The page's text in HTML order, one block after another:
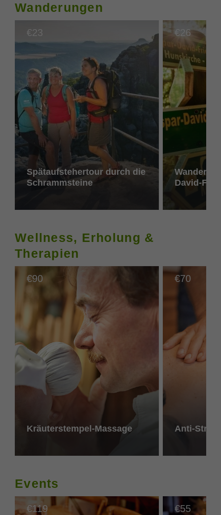
Wanderungen
€23
Spätaufstehertour durch die
Schrammsteine
€ 26
David-
Wellness, Erholung &
Therapien
€90
Kräuterstempel-Massage
€70
Anti-
Events
€119 €55